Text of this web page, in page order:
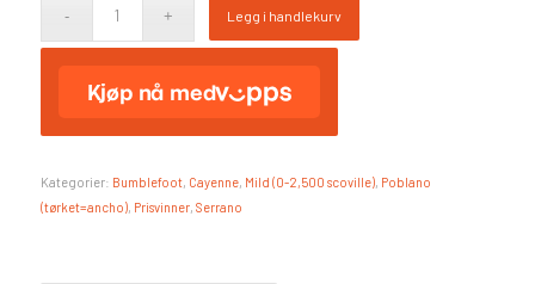
Legg i handlekurv
Kategorier: Bumblefoot, Cayenne, Mild (0-2,500 scoville), Poblano
(tørket=ancho), Prisvinner, Serrano